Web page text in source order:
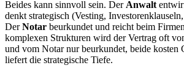
Beides kann sinnvoll sein. Der Anwalt
denkt strategisch (Vesting,
DerNotar beurkundet und reicht beim
komplexen Strukturen wird der Vertrag oft
und vom Notar nur beurkundet, beide kosten
liefert die strategische Tiefe.